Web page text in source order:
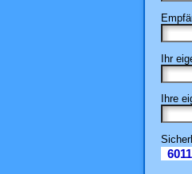
Ihr
Ihre